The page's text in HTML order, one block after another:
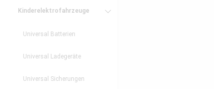
Kinderelektrofahrzeuge
Universal Batterien
Universal Ladegeräte
Universal Sicherungen